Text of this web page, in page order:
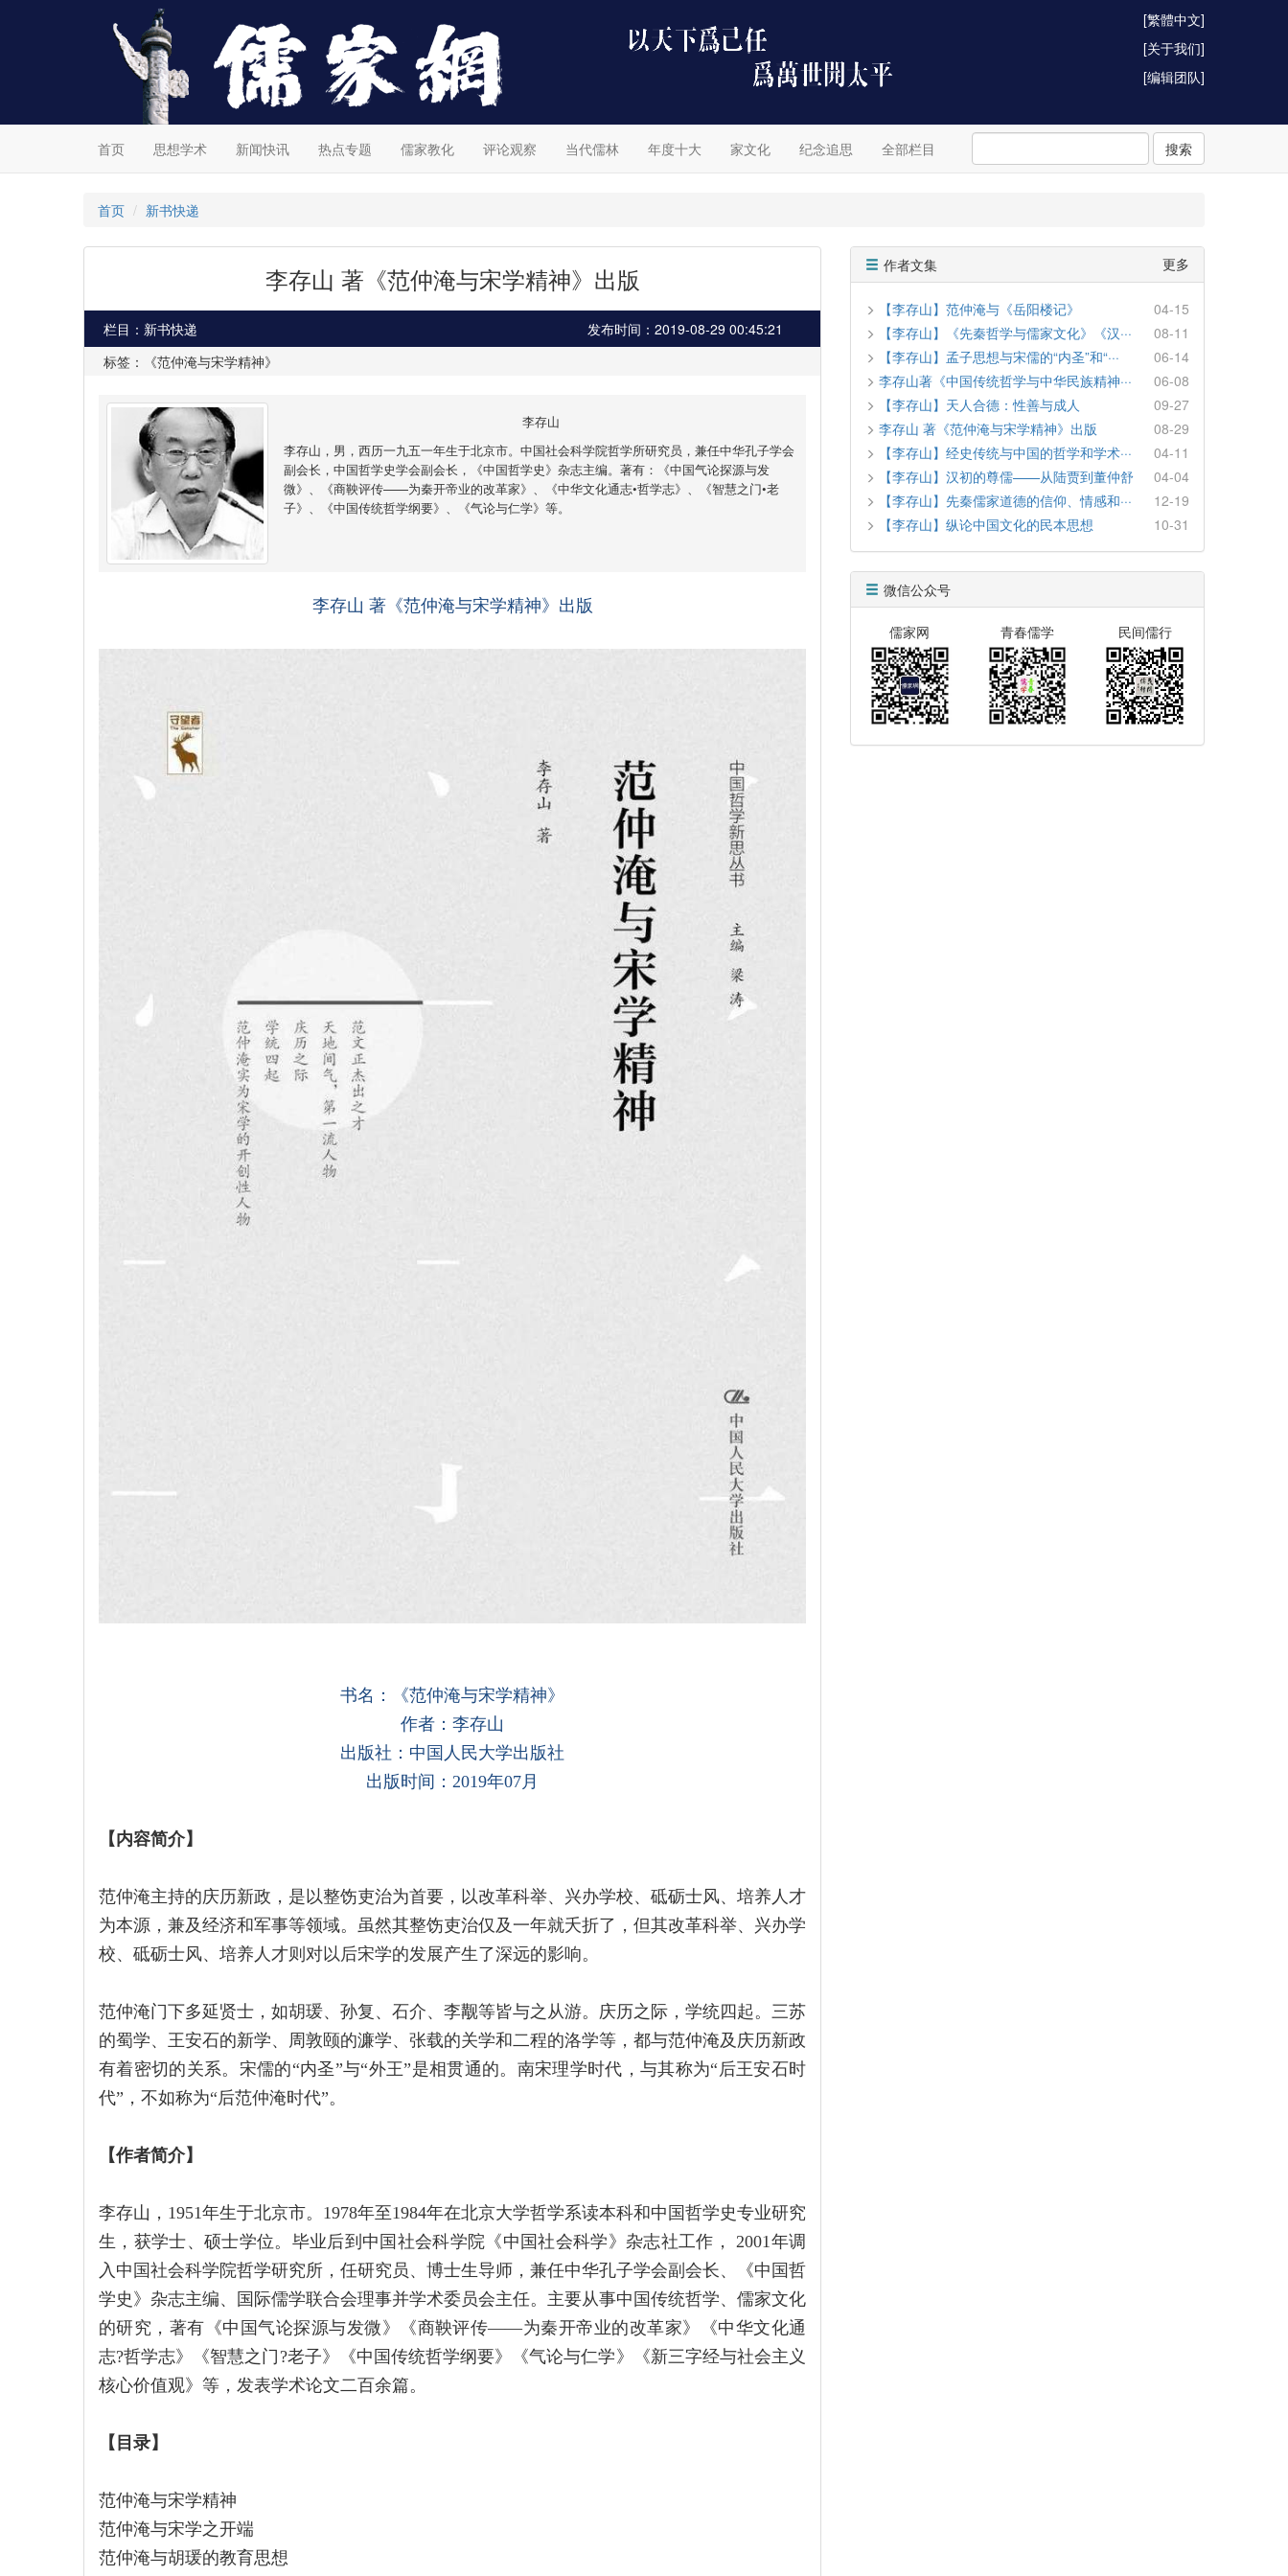
[繁體中文]
[关于我们]
[编辑团队]
首页 思想学术 新闻快讯 热点专题 儒家教化 评论观察 当代儒林 年度十大 家文化 纪念追思 全部栏目 搜索
首页 新书快递
李存山 著《范仲淹与宋学精神》出版
栏目：新书快递
发布时间：2019-08-29 00:45:21
标签：《范仲淹与宋学精神》
李存山
李存山，男，西历一九五一年生于北京市。中国社会科学院哲学所研究员，兼任中华孔子学会
副会长，中国哲学史学会副会长，《中国哲学史》杂志主编。著有：《中国气论探源与发
微》、《商鞅评传——为秦开帝业的改革家》、《中华文化通志•哲学志》、《智慧之门•老
子》、《中国传统哲学纲要》、《气论与仁学》等。
李存山 著《范仲淹与宋学精神》出版
书名：《范仲淹与宋学精神》
作者：李存山
出版社：中国人民大学出版社
出版时间：2019年07月
【内容简介】
范仲淹主持的庆历新政，是以整饬吏治为首要，以改革科举、兴办学校、砥砺士风、培养人才
为本源，兼及经济和军事等领域。虽然其整饬吏治仅及一年就夭折了，但其改革科举、兴办学
校、砥砺士风、培养人才则对以后宋学的发展产生了深远的影响。
范仲淹门下多延贤士，如胡瑗、孙复、石介、李觏等皆与之从游。庆历之际，学统四起。三苏
的蜀学、王安石的新学、周敦颐的濂学、张载的关学和二程的洛学等，都与范仲淹及庆历新政
有着密切的关系。宋儒的“内圣”与“外王”是相贯通的。南宋理学时代，与其称为“后王安石时
代”，不如称为“后范仲淹时代”。
【作者简介】
李存山，1951年生于北京市。1978年至1984年在北京大学哲学系读本科和中国哲学史专业研究
生，获学士、硕士学位。毕业后到中国社会科学院《中国社会科学》杂志社工作， 2001年调
入中国社会科学院哲学研究所，任研究员、博士生导师，兼任中华孔子学会副会长、《中国哲
学史》杂志主编、国际儒学联合会理事并学术委员会主任。主要从事中国传统哲学、儒家文化
的研究，著有《中国气论探源与发微》《商鞅评传——为秦开帝业的改革家》《中华文化通
志?哲学志》《智慧之门?老子》《中国传统哲学纲要》《气论与仁学》《新三字经与社会主义
核心价值观》等，发表学术论文二百余篇。
【目录】
范仲淹与宋学精神
范仲淹与宋学之开端
范仲淹与胡瑗的教育思想
作者文集 更多
【李存山】范仲淹与《岳阳楼记》
04-15
【李存山】《先秦哲学与儒家文化》《汉···
08-11
【李存山】孟子思想与宋儒的“内圣”和“···
06-14
李存山著《中国传统哲学与中华民族精神···
06-08
【李存山】天人合德：性善与成人
09-27
李存山 著《范仲淹与宋学精神》出版
08-29
【李存山】经史传统与中国的哲学和学术···
04-11
【李存山】汉初的尊儒——从陆贾到董仲舒
04-04
【李存山】先秦儒家道德的信仰、情感和···
12-19
【李存山】纵论中国文化的民本思想
10-31
微信公众号
儒家网 青春儒学 民间儒行